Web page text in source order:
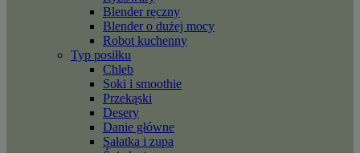
Blender ręczny
Blender o dużej mocy
Robot kuchenny
Typ posiłku
Chleb
Soki i smoothie
Przekąski
Desery
Danie główne
Sałatka i zupa